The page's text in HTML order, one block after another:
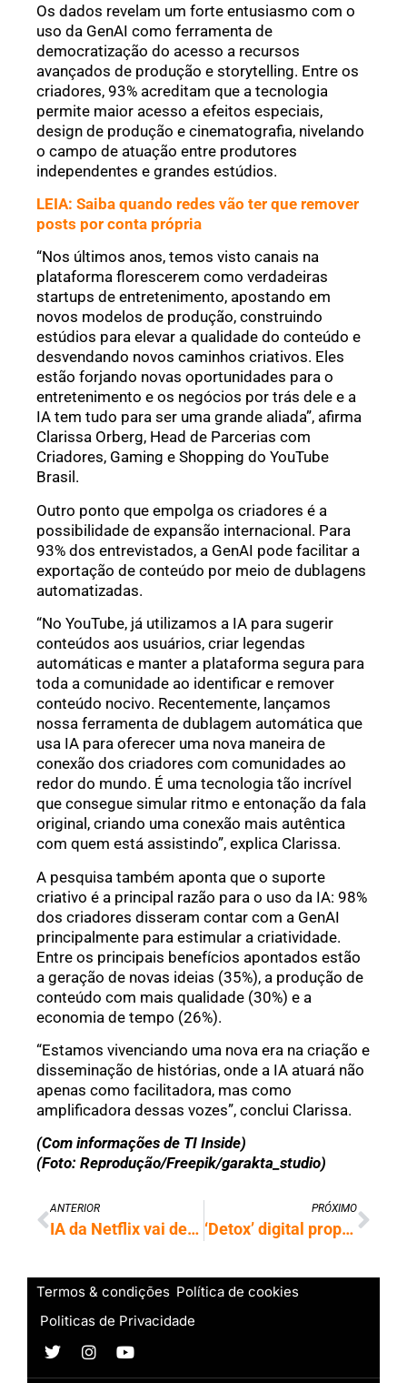
Os dados revelam um forte entusiasmo com o
uso da GenAI como ferramenta de
democratização do acesso a recursos
avançados de produção e storytelling. Entre os
criadores, 93% acreditam que a tecnologia
permite maior acesso a efeitos especiais,
design de produção e cinematografia, nivelando
o campo de atuação entre produtores
independentes e grandes estúdios.
LEIA: Saiba quando redes vão ter que remover
posts por conta própria
“Nos últimos anos, temos visto canais na
plataforma florescerem como verdadeiras
startups de entretenimento, apostando em
novos modelos de produção, construindo
estúdios para elevar a qualidade do conteúdo e
desvendando novos caminhos criativos. Eles
estão forjando novas oportunidades para o
entretenimento e os negócios por trás dele e a
IA tem tudo para ser uma grande aliada”, afirma
Clarissa Orberg, Head de Parcerias com
Criadores, Gaming e Shopping do YouTube
Brasil.
Outro ponto que empolga os criadores é a
possibilidade de expansão internacional. Para
93% dos entrevistados, a GenAI pode facilitar a
exportação de conteúdo por meio de dublagens
automatizadas.
“No YouTube, já utilizamos a IA para sugerir
conteúdos aos usuários, criar legendas
automáticas e manter a plataforma segura para
toda a comunidade ao identificar e remover
conteúdo nocivo. Recentemente, lançamos
nossa ferramenta de dublagem automática que
usa IA para oferecer uma nova maneira de
conexão dos criadores com comunidades ao
redor do mundo. É uma tecnologia tão incrível
que consegue simular ritmo e entonação da fala
original, criando uma conexão mais autêntica
com quem está assistindo”, explica Clarissa.
A pesquisa também aponta que o suporte
criativo é a principal razão para o uso da IA: 98%
dos criadores disseram contar com a GenAI
principalmente para estimular a criatividade.
Entre os principais benefícios apontados estão
a geração de novas ideias (35%), a produção de
conteúdo com mais qualidade (30%) e a
economia de tempo (26%).
“Estamos vivenciando uma nova era na criação e
disseminação de histórias, onde a IA atuará não
apenas como facilitadora, mas como
amplificadora dessas vozes”, conclui Clarissa.
(Com informações de TI Inside)
(Foto: Reprodução/Freepik/garakta_studio)
ANTERIOR
IA da Netflix vai decidir o que você assiste e até como o filme termina
PRÓXIMO
‘Detox’ digital propõe menos tempo de tela e mais qualidade de vida
Termos & condições Política de cookies
Politicas de Privacidade